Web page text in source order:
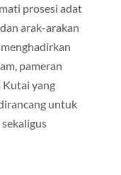
prosesi adat
arak-arakan
pameran
Kutai yang
untuk